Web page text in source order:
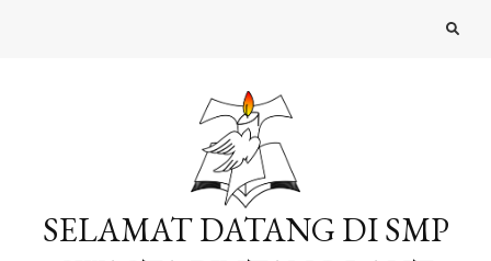
SELAMAT DATANG DI SMP